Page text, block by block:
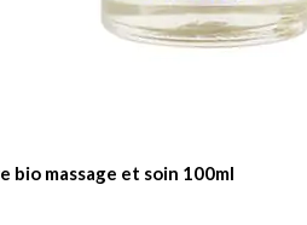
bio massage et soin 100ml